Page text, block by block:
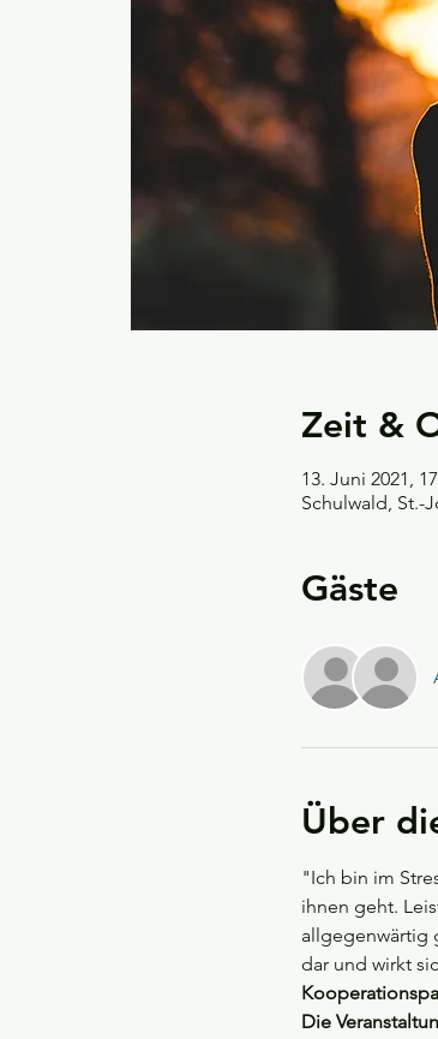
Zeit &
13. Juni 2021,
Schulwald, St.-
Gäste
Über
"Ich bin im
ihnen geht.
allgegenwärtig
dar und wirkt
Die